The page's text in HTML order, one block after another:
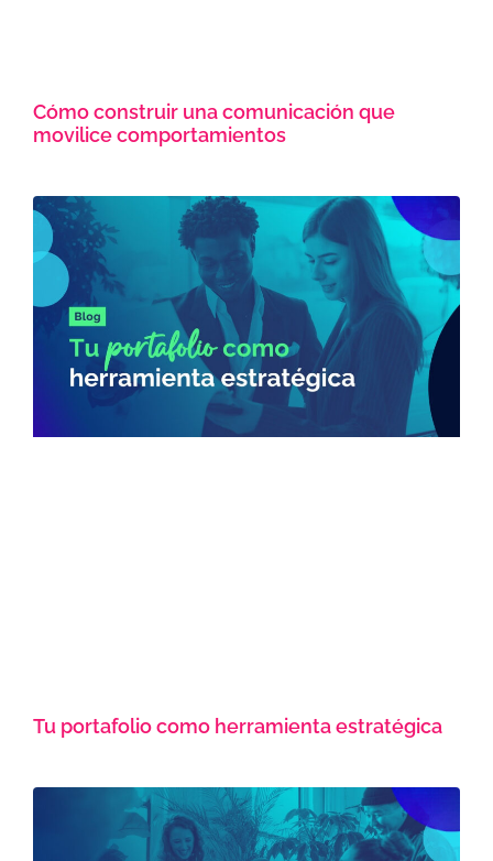
Cómo construir una comunicación que
movilice comportamientos
Tu portafolio como herramienta estratégica